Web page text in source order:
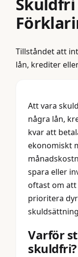
Tillståndet att
lån, krediter
Att vara
några lån,
kvar att
ekonomiskt
spara eller
oftast om
prioritera
Varför
skuldfri?